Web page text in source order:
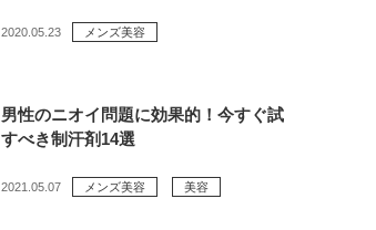
2020.05.23 メンズ美容
男性のニオイ問題に効果的！今すぐ試
すべき制汗剤14選
2021.05.07 メンズ美容 美容